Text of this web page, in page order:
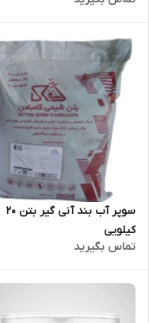
سوپر آب بند آنی گیر بتن 20
کیلویی
تماس بگیرید